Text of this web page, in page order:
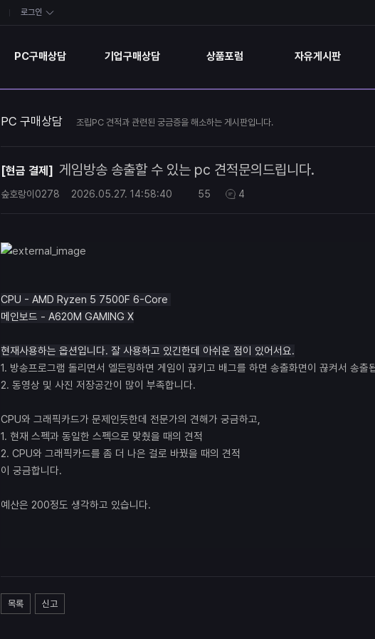
로그인
PC구매상담 기업구매상담 상품포럼 자유게시판
PC 구매상담 조립PC 견적과 관련된 궁금증을 해소하는 게시판입니다.
[현금 결제] 게임방송 송출할 수 있는 pc 견적문의드립니다.
숲호랑이0278 2026.05.27. 14:58:40 55 4
CPU - AMD Ryzen 5 7500F 6-Core
메인보드 - A620M GAMING X
현재사용하는 옵션입니다. 잘 사용하고 있긴한데 아쉬운 점이 있어서요.
1. 방송프로그램 돌리면서 엘든링하면 게임이 끊키고 배그를 하면 송출화면이 끊켜서 송출
2. 동영상 및 사진 저장공간이 많이 부족합니다.
CPU와 그래픽카드가 문제인듯한데 전문가의 견해가 궁금하고,
1. 현재 스펙과 동일한 스펙으로 맞췄을 때의 견적
2. CPU와 그래픽카드를 좀 더 나은 걸로 바꿨을 때의 견적
이 궁금합니다.
예산은 200정도 생각하고 있습니다.
목록 신고